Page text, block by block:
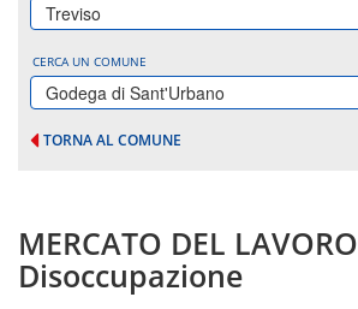
Treviso
CERCA UN COMUNE
Godega di Sant'Urbano
TORNA AL COMUNE
MERCATO DEL LAVORO
Disoccupazione